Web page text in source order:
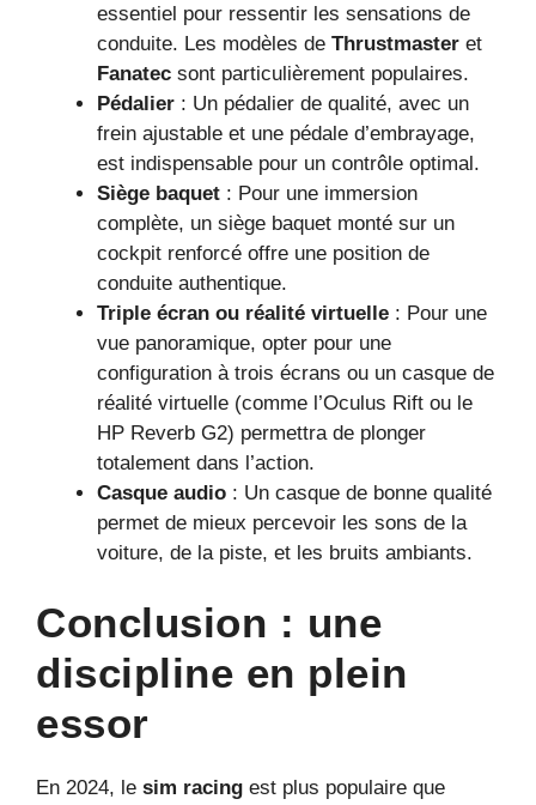
essentiel pour ressentir les sensations de
conduite. Les modèles de Thrustmaster et
Fanatec sont particulièrement populaires.
Pédalier : Un pédalier de qualité, avec un
frein ajustable et une pédale d’embrayage,
est indispensable pour un contrôle optimal.
Siège baquet : Pour une immersion
complète, un siège baquet monté sur un
cockpit renforcé offre une position de
conduite authentique.
Triple écran ou réalité virtuelle : Pour une
vue panoramique, opter pour une
configuration à trois écrans ou un casque de
réalité virtuelle (comme l’Oculus Rift ou le
HP Reverb G2) permettra de plonger
totalement dans l’action.
Casque audio : Un casque de bonne qualité
permet de mieux percevoir les sons de la
voiture, de la piste, et les bruits ambiants.
Conclusion : une
discipline en plein
essor
En 2024, le sim racing est plus populaire que